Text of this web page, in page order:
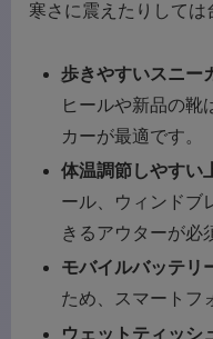
寒さに震えたりしては
歩きやすいスニー
ヒールや新品の靴
カーが最適です。
体温調節しやすい
ール、ウィンドブ
きるアウターが必
モバイルバッテリ
ため、スマートフ
ウェットティッシ